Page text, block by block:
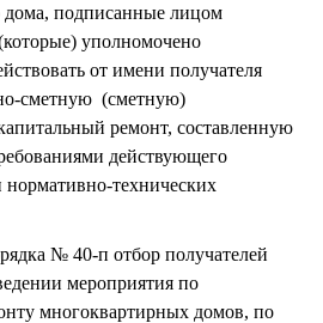
дома, подписанные лицом
уполномочено
от имени получателя
сметную (сметную)
ремонт, составленную
действующего
нормативно-технических
№ 40-п отбор получателей
мероприятия по
многоквартирных домов, по